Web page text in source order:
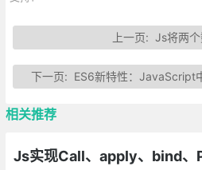
上一页:Js将两
下一页: ES6新特性：JavaScript
相关推荐